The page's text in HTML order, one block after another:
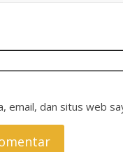
email, dan situs web